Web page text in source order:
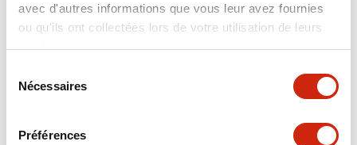
avec d'autres informations que vous leur avez fournies
ou qu'ils ont collectées lors de votre utilisation de leurs
services.
Nécessaires
Préférences
Spécifications Tout développer
Other Specifications